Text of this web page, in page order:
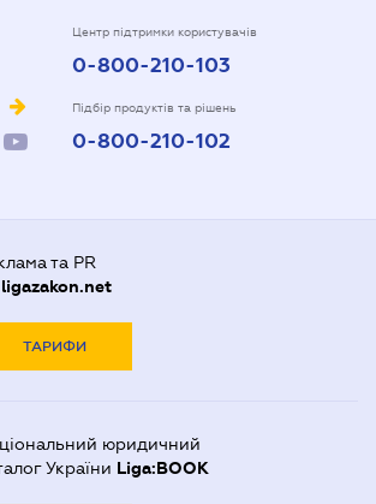
Центр підтримки користувачів
0-800-210-103
Підбір продуктів та рішень
0-800-210-102
та PR
ligazakon.net
ТАРИФИ
юридичний
України Liga:BOOK